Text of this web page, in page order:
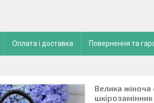
Оплата і доставка Повернення та
Велика
шкірозамінник